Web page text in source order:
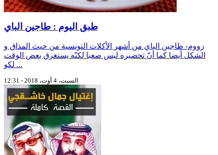
طبق اليوم : طاجين الباي
زووم- طاجين الباي من أشهر الأكلات التونسية من حيث المذاق و
الشكل أيضا كما أنّ تحضيره ليس صعبا لكنّه يستغرق بعض الوقت
لكو ...
السبت، 4 أوت، 2018 - 12:31